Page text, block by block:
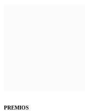
PREMIOS